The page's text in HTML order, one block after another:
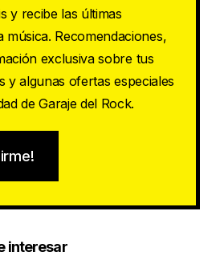
y recibe las últimas
música. Recomendaciones,
exclusiva sobre tus
y algunas ofertas especiales
de Garaje del Rock.
interesar